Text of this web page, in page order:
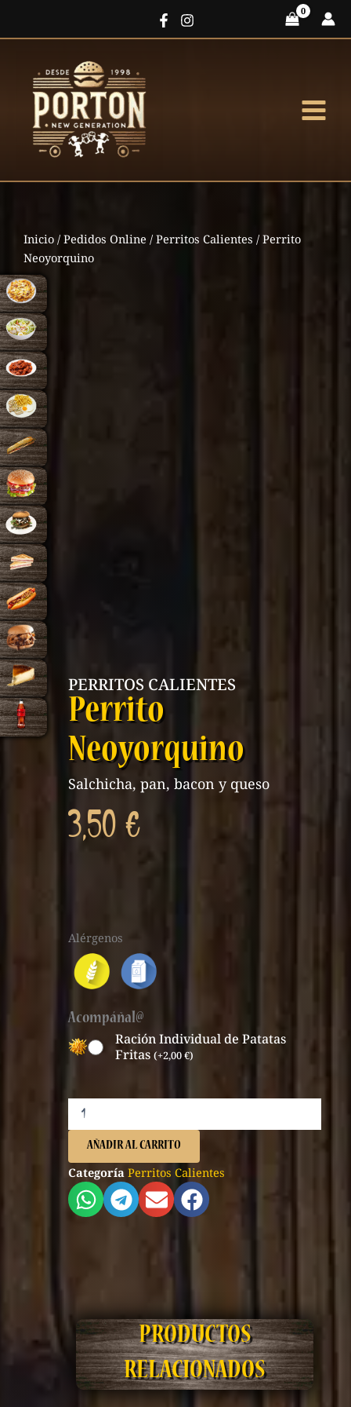
Inicio / Pedidos Online / Perritos Calientes / Perrito
Neoyorquino
PERRITOS CALIENTES
Perrito
Neoyorquino
Salchicha, pan, bacon y queso
3,50 €
Alérgenos
Información
de
alérgenos
de
producto
Acompáñal@
Ración Individual de Patatas
Fritas(+2,00€)
Perrito
Neoyorquino
cantidad
AÑADIR AL CARRITO
Categoría Perritos Calientes
PRODUCTOS
RELACIONADOS